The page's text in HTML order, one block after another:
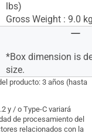
lbs)
Gross Weight : 9.0
*Box dimension is
size.
producto: 3 años (hasta
y / o Type-C variará
de procesamiento del
relacionados con la